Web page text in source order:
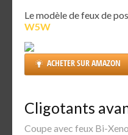
Le modèle de feux de
W5W
ACHETER SUR AMAZON
Cligotants
Coupe avec feux Bi-